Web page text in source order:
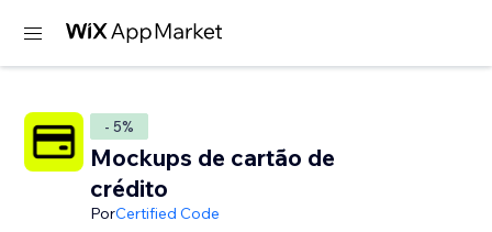
- 5%
Mockups de cartão de
crédito
PorCertified Code